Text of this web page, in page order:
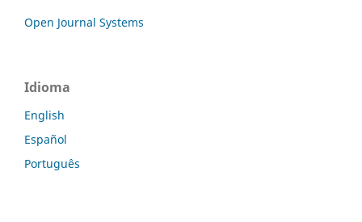
Open Journal Systems
Idioma
English
Español
Português